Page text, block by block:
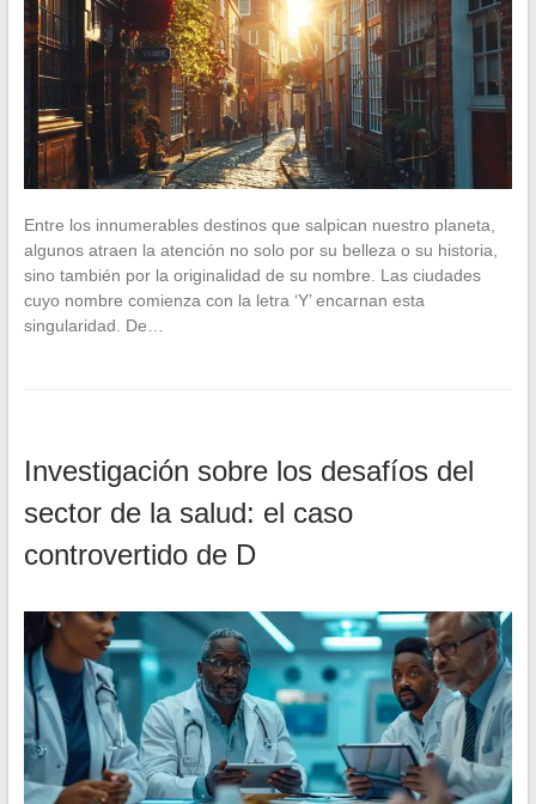
Entre los innumerables destinos que salpican nuestro planeta,
algunos atraen la atención no solo por su belleza o su historia,
sino también por la originalidad de su nombre. Las ciudades
cuyo nombre comienza con la letra ‘Y’ encarnan esta
singularidad. De…
Investigación sobre los desafíos del
sector de la salud: el caso
controvertido de D